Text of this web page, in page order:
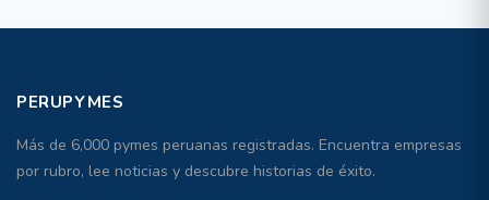
PERUPYMES
Más de 6,000 pymes peruanas registradas. Encuentra empresas
por rubro, lee noticias y descubre historias de éxito.